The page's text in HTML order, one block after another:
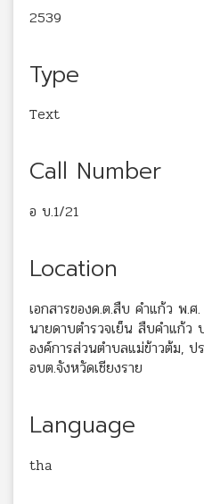
2539
Type
Text
Call Number
อ บ.1/21
Location
เอกสารของด.ต.สืบ คำแก้ว พ.
นายดาบตำรวจเย็น สืบคำแก้ว
องค์การส่วนตำบลแม่ข้าวต้ม, ป
อบต.จังหวัดเชียงราย
Language
tha